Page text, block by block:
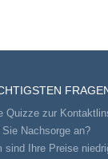
Quizze zur
Sie Nachsorge an?
sind Ihre Preise